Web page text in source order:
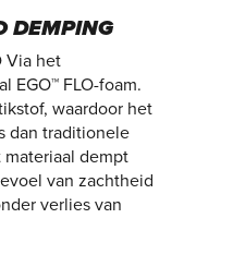
DEMPING
Via het
EGO™ FLO-foam.
waardoor het
dan traditionele
dempt
van zachtheid
verlies van